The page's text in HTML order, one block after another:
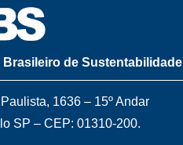
Brasileiro de Sustentabilidade
1636 – 15º Andar
SP – CEP: 01310-200.